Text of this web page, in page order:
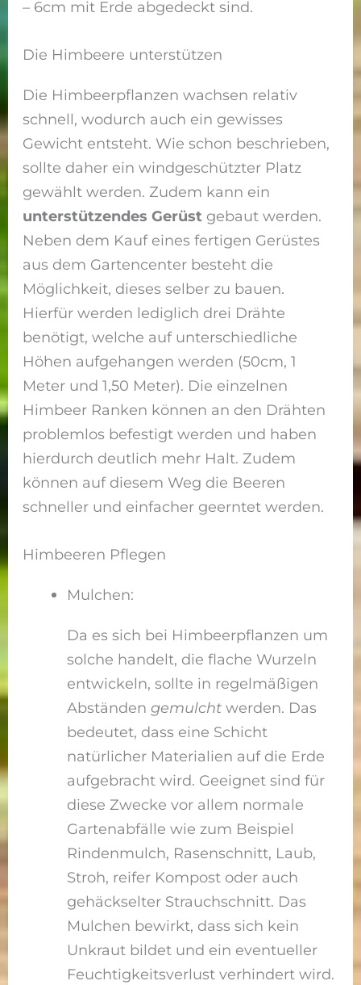
– 6cm mit Erde abgedeckt sind.
Die Himbeere unterstützen
Die Himbeerpflanzen wachsen relativ
schnell, wodurch auch ein gewisses
Gewicht entsteht. Wie schon beschrieben,
sollte daher ein windgeschützter Platz
gewählt werden. Zudem kann ein
unterstützendes Gerüst gebaut werden.
Neben dem Kauf eines fertigen Gerüstes
aus dem Gartencenter besteht die
Möglichkeit, dieses selber zu bauen.
Hierfür werden lediglich drei Drähte
benötigt, welche auf unterschiedliche
Höhen aufgehangen werden (50cm, 1
Meter und 1,50 Meter). Die einzelnen
Himbeer Ranken können an den Drähten
problemlos befestigt werden und haben
hierdurch deutlich mehr Halt. Zudem
können auf diesem Weg die Beeren
schneller und einfacher geerntet werden.
Himbeeren Pflegen
Mulchen:
Da es sich bei Himbeerpflanzen um
solche handelt, die flache Wurzeln
entwickeln, sollte in regelmäßigen
Abständen gemulchtwerden. Das
bedeutet, dass eine Schicht
natürlicher Materialien auf die Erde
aufgebracht wird. Geeignet sind für
diese Zwecke vor allem normale
Gartenabfälle wie zum Beispiel
Rindenmulch, Rasenschnitt, Laub,
Stroh, reifer Kompost oder auch
gehäckselter Strauchschnitt. Das
Mulchen bewirkt, dass sich kein
Unkraut bildet und ein eventueller
Feuchtigkeitsverlust verhindert wird.